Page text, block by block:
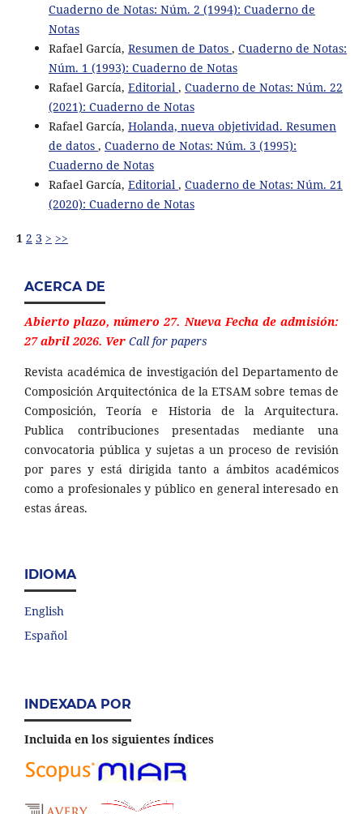
Cuaderno de Notas: Núm. 2 (1994): Cuaderno de
Notas
Rafael García, Resumen de Datos , Cuaderno de Notas:
Núm. 1 (1993): Cuaderno de Notas
Rafael García, Editorial , Cuaderno de Notas: Núm. 22
(2021): Cuaderno de Notas
Rafael García, Holanda, nueva objetividad. Resumen
de datos , Cuaderno de Notas: Núm. 3 (1995):
Cuaderno de Notas
Rafael García, Editorial , Cuaderno de Notas: Núm. 21
(2020): Cuaderno de Notas
1 2 3 > >>
ACERCA DE
Abierto plazo, número 27. Nueva Fecha de admisión:
27 abril 2026. Ver Call for papers
Revista académica de investigación del Departamento de
Composición Arquitectónica de la ETSAM sobre temas de
Composición, Teoría e Historia de la Arquitectura.
Publica contribuciones presentadas mediante una
convocatoria pública y sujetas a un proceso de revisión
por pares y está dirigida tanto a ámbitos académicos
como a profesionales y público en general interesado en
estas áreas.
IDIOMA
English
Español
INDEXADA POR
Incluida en los siguientes índices